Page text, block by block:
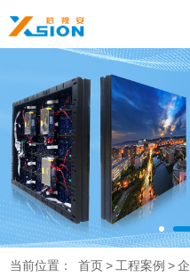
当前位置： 首页> 工程案例 >